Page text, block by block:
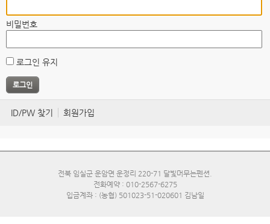
비밀번호
로그인 유지
ID/PW 찾기 회원가입
전북 임실군 운암면 운정리 220-71 달빛머무는펜션.
전화예약 : 010-2567-6275
입금계좌 : (농협) 501023-51-020601 김남일